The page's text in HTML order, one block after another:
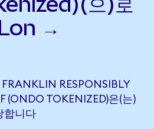
→
RESPONSIBLY
(ONDO TOKENIZED)은(는)
합니다